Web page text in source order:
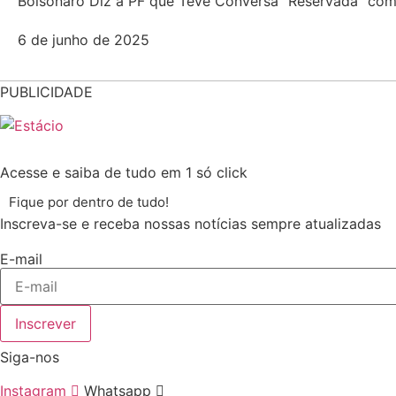
6 de junho de 2025
PUBLICIDADE
Acesse e saiba de tudo em 1 só click
Fique por dentro de tudo!
Inscreva-se e receba nossas notícias sempre atualizadas
E-mail
Inscrever
Siga-nos
Instagram
Whatsapp